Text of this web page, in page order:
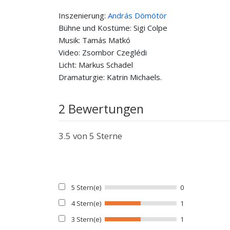
Inszenierung: András Dömötör
Bühne und Kostüme: Sigi Colpe
Musik: Tamás Matkó
Video: Zsombor Czeglédi
Licht: Markus Schadel
Dramaturgie: Katrin Michaels.
2 Bewertungen
3.5 von 5 Sterne
5 Stern(e)
0
4 Stern(e)
1
3 Stern(e)
1